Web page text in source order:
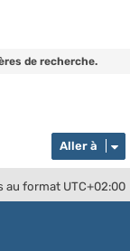
de recherche.
Aller à
au format UTC+02:00